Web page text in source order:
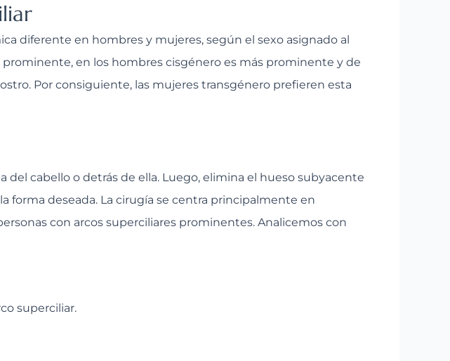
diferente en hombres y mujeres, según el sexo asignado al
en los hombres cisgénero es más prominente y de
Por consiguiente, las mujeres transgénero prefieren esta
cabello o detrás de ella. Luego, elimina el hueso subyacente
forma deseada. La cirugía se centra principalmente en
con arcos superciliares prominentes. Analicemos con
superciliar.